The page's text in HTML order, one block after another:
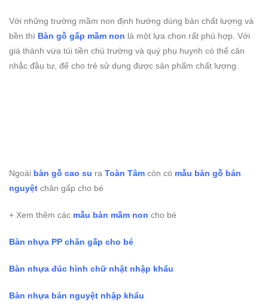
Với những trường mầm non định hướng dùng bàn chất lượng và
bền thì Bàn gỗ gấp mầm non là một lựa chọn rất phù hợp. Với
giá thành vừa túi tiền chủ trường và quý phụ huynh có thể cân
nhắc đầu tư, để cho trẻ sử dụng được sản phẩm chất lượng.
Ngoài bàn gỗ cao su ra Toàn Tâm còn có mẫu bàn gỗ bán
nguyệt chân gấp cho bé
+ Xem thêm các mẫu bàn mầm non cho bé
Bàn nhựa PP chân gấp cho bé
Bàn nhựa đúc hình chữ nhật nhập khẩu
Bàn nhựa bán nguyệt nhập khẩu